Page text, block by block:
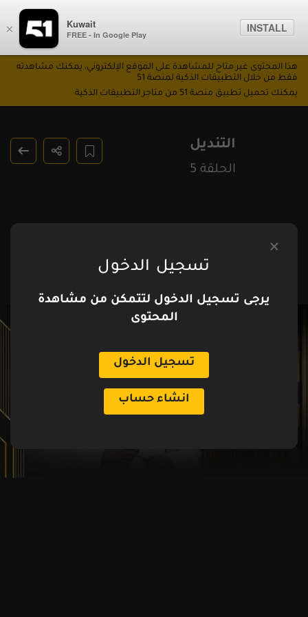
× Kuwait
FREE - In Google Play
INSTALL
التنديل
الحلقة 5
هذا المحتوى غير متاح للمشاهدة على الموقع الإلكتروني، يمكنك مشاهدته
فقط من خلال التطبيقات الذكية لمنصة 51
يمكنك تحميل تطبيق منصة 51 من متاجر التطبيقات الذكية
تسجيل الدخول
يرجى تسجيل الدخول لتتمكن من مشاهدة
المحتوى
تسجيل الدخول
انشاء حساب